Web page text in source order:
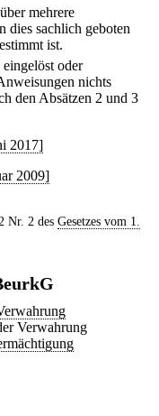
mehrere
dies sachlich geboten
ist.
oder
nichts
den Absätzen 2 und 3
2017]
2009]
Nr. 2 des Gesetzes vom 1.
Verwahrung